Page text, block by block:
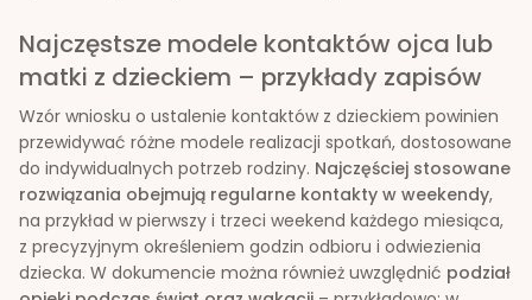
Najczęstsze modele kontaktów ojca lub
matki z dzieckiem – przykłady zapisów
Wzór wniosku o ustalenie kontaktów z dzieckiem powinien
przewidywać różne modele realizacji spotkań, dostosowane
do indywidualnych potrzeb rodziny. Najczęściej stosowane
rozwiązania obejmują regularne kontakty w weekendy,
na przykład w pierwszy i trzeci weekend każdego miesiąca,
z precyzyjnym określeniem godzin odbioru i odwiezienia
dziecka. W dokumencie można również uwzględnić podział